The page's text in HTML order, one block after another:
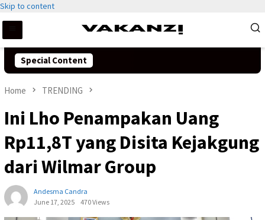
Skip to content
Special Content
Home TRENDING
Ini Lho Penampakan Uang
Rp11,8T yang Disita Kejakgung
dari Wilmar Group
Andesma Candra
June 17, 2025
470 Views